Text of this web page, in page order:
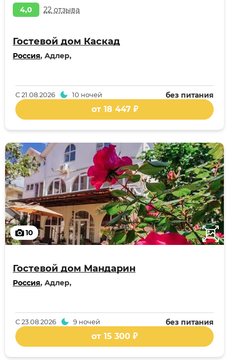
4,0 22 отзыва
Гостевой дом Каскад
Россия, Адлер,
без питания
С21.08.2026 10 ночей
от 18 447 ₽
10
Гостевой дом Мандарин
Россия, Адлер,
без питания
С23.08.2026 9 ночей
от 15 300 ₽